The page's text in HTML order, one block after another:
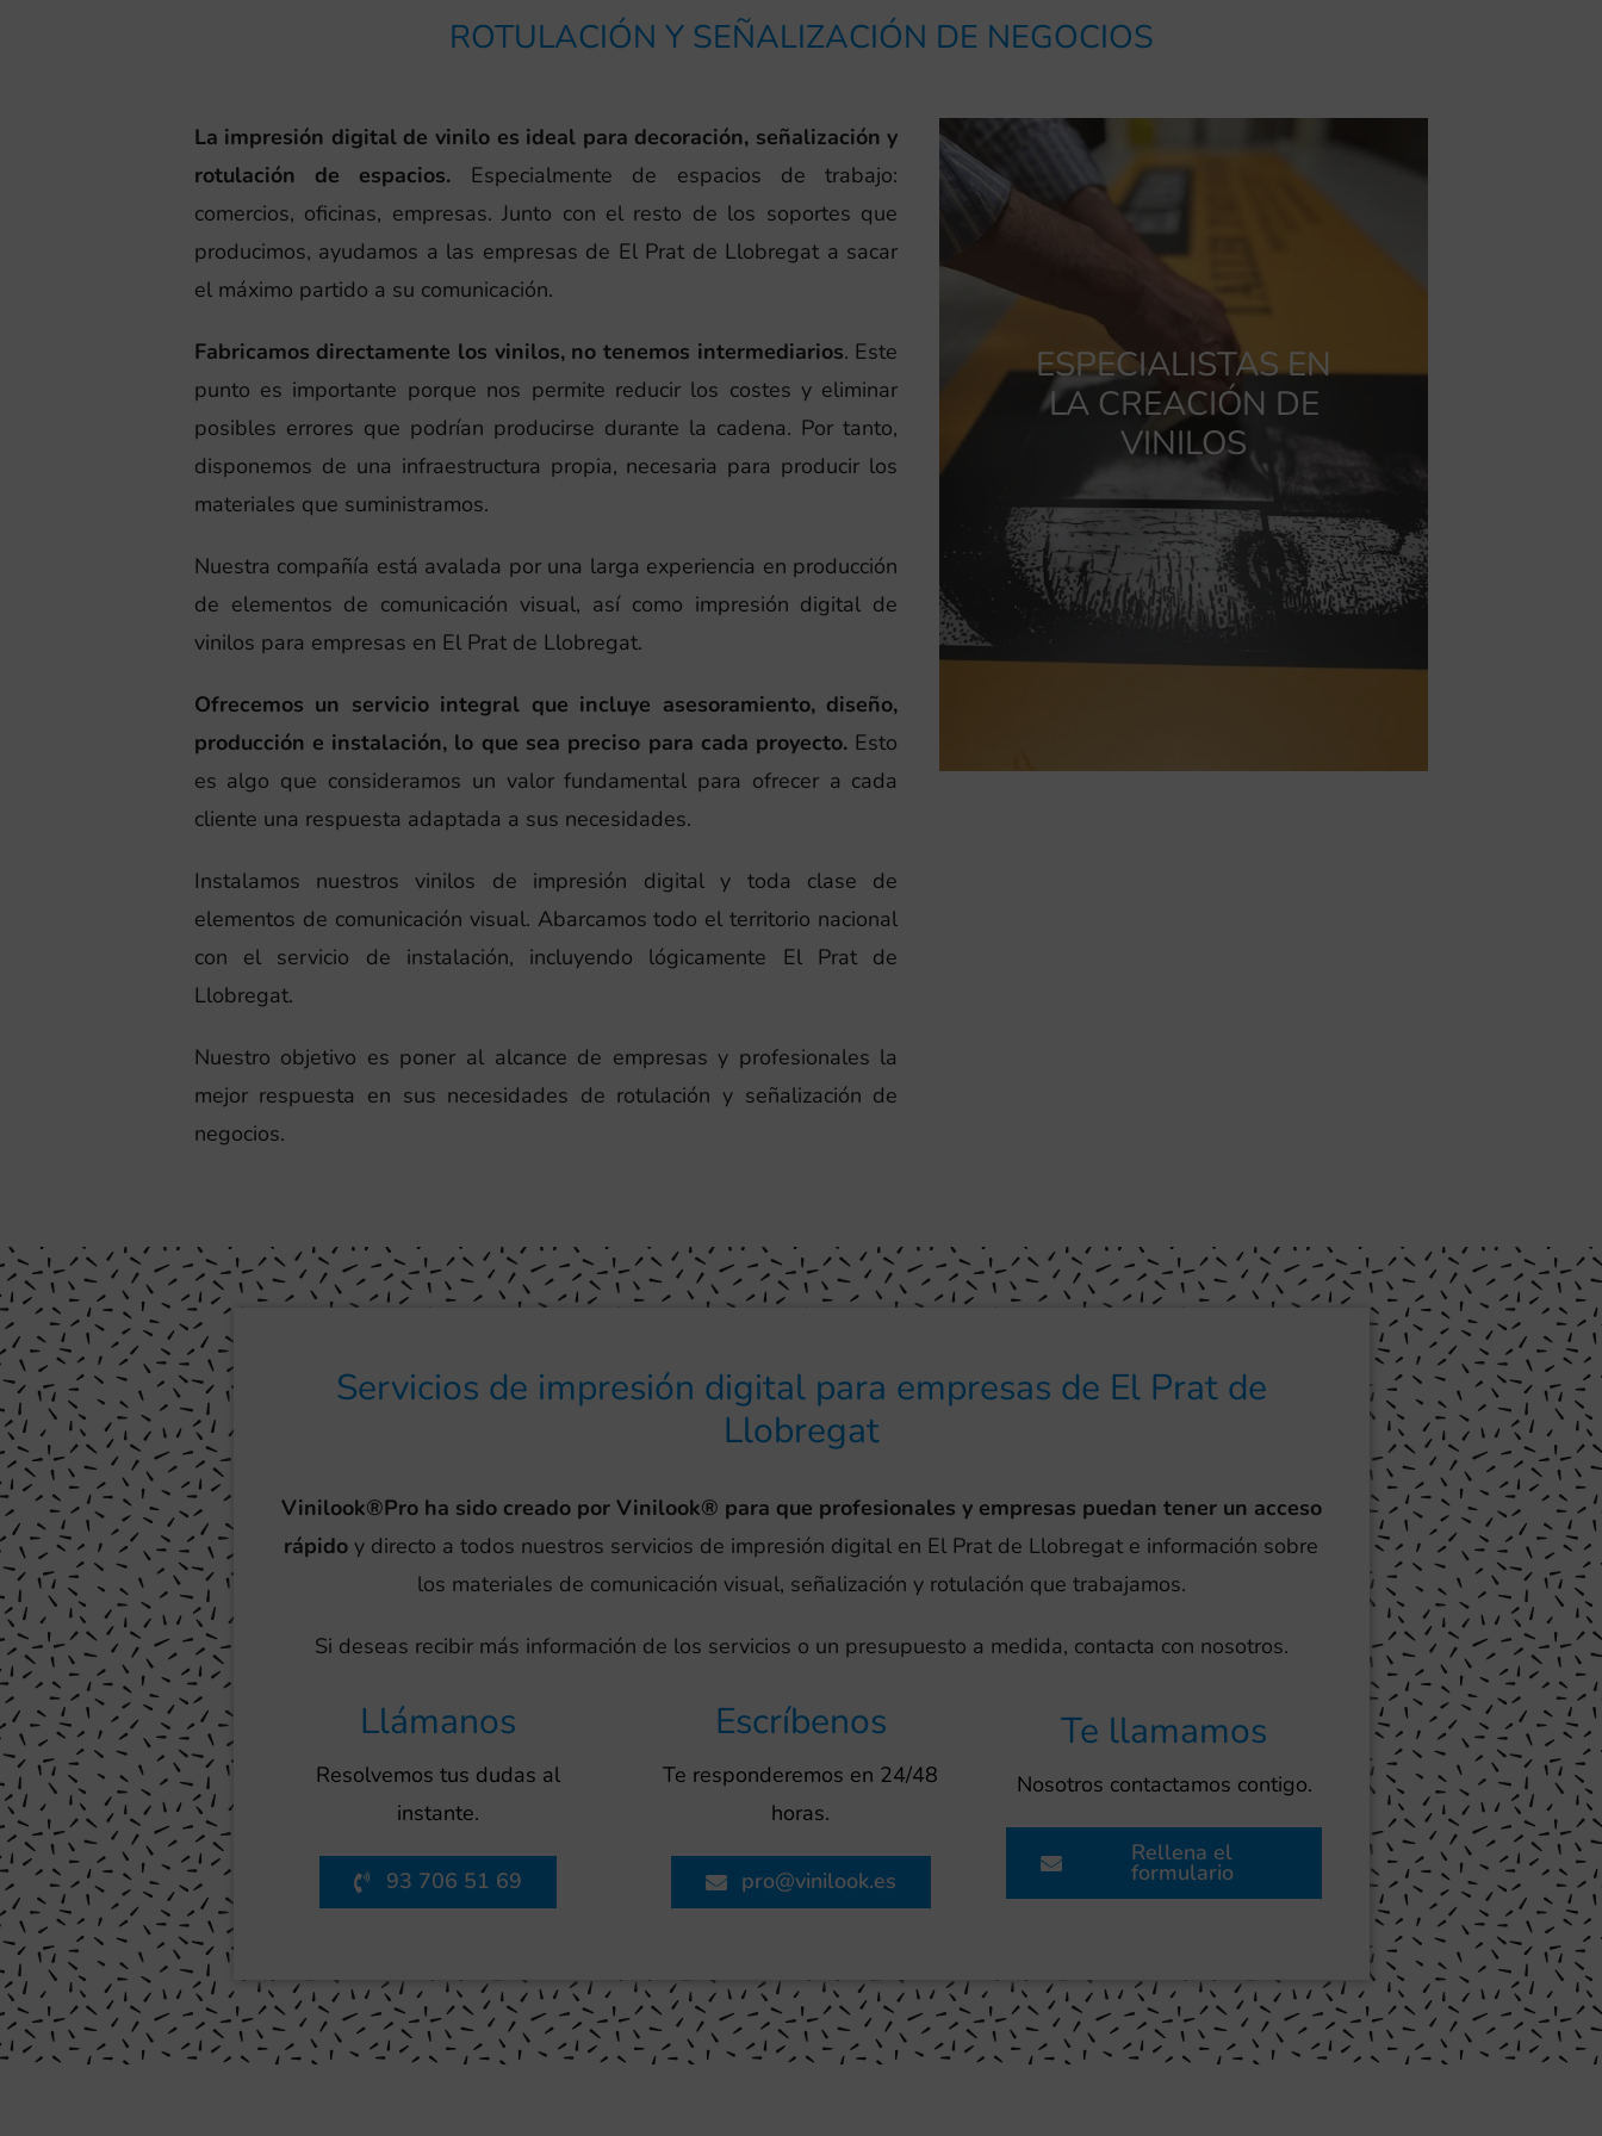
ROTULACIÓN Y SEÑALIZACIÓN DE NEGOCIOS
La impresión digital de vinilo es ideal para decoración, señalización y
rotulación de espacios. Especialmente de espacios de trabajo:
comercios, oficinas, empresas. Junto con el resto de los soportes que
producimos, ayudamos a las empresas de El Prat de Llobregat a sacar
el máximo partido a su comunicación.
Fabricamos directamente los vinilos, no tenemos intermediarios. Este
punto es importante porque nos permite reducir los costes y eliminar
posibles errores que podrían producirse durante la cadena. Por tanto,
disponemos de una infraestructura propia, necesaria para producir los
materiales que suministramos.
Nuestra compañía está avalada por una larga experiencia en producción
de elementos de comunicación visual, así como impresión digital de
vinilos para empresas en El Prat de Llobregat.
Ofrecemos un servicio integral que incluye asesoramiento, diseño,
producción e instalación, lo que sea preciso para cada proyecto. Esto
es algo que consideramos un valor fundamental para ofrecer a cada
cliente una respuesta adaptada a sus necesidades.
Instalamos nuestros vinilos de impresión digital y toda clase de
elementos de comunicación visual. Abarcamos todo el territorio nacional
con el servicio de instalación, incluyendo lógicamente El Prat de
Llobregat.
Nuestro objetivo es poner al alcance de empresas y profesionales la
mejor respuesta en sus necesidades de rotulación y señalización de
negocios.
ESPECIALISTAS EN
LA CREACIÓN DE
VINILOS
Servicios de impresión digital para empresas de El Prat de
Llobregat
Vinilook®Pro ha sido creado por Vinilook® para que profesionales y empresas puedan tener un acceso
rápido y directo a todos nuestros servicios de impresión digital en El Prat de Llobregat e información sobre
los materiales de comunicación visual, señalización y rotulación que trabajamos.
Si deseas recibir más información de los servicios o un presupuesto a medida, contacta con nosotros.
Llámanos
Resolvemos tus dudas al
instante.
93 706 51 69
Escríbenos
Te responderemos en 24/48
horas.
pro@vinilook.es
Te llamamos
Nosotros contactamos contigo.
Rellena el
formulario